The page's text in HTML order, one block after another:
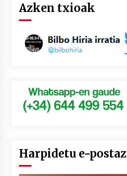
Azken txioak
Harpidetu e-postaz